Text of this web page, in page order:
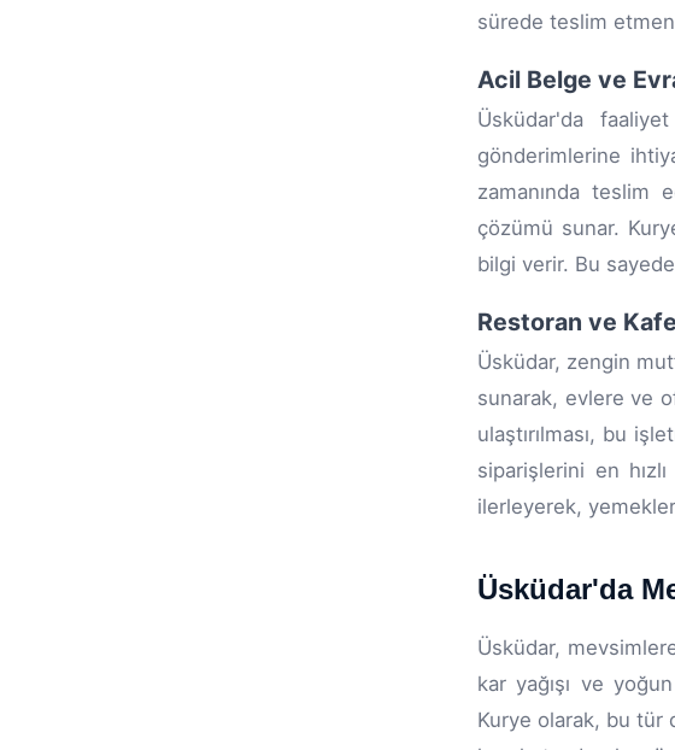
sürede teslim
Acil Belge ve
Üsküdar'da
gönderimlerine
zamanında teslim
çözümü sunar.
bilgi verir. Bu
Restoran ve
Üsküdar, zengin
sunarak, evlere ve
ulaştırılması, bu
siparişlerini en
ilerleyerek,
Üsküdar'da
Üsküdar,
kar yağışı ve
Kurye olarak, bu tür